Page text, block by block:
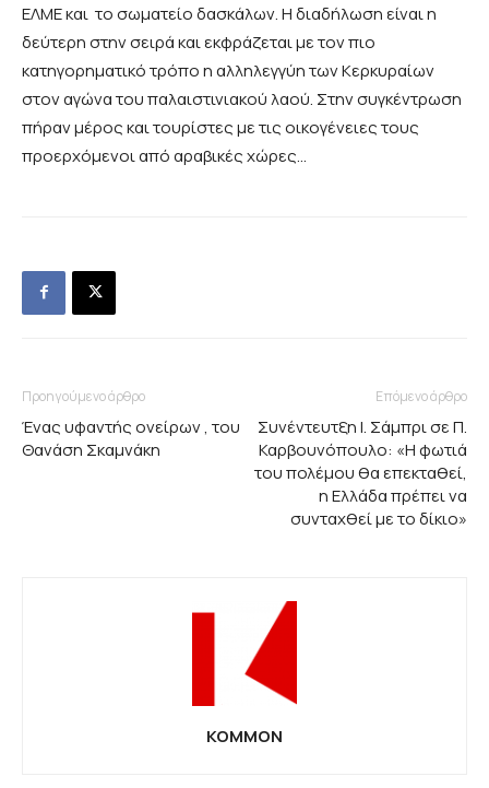
ΕΛΜΕ και το σωματείο δασκάλων. Η διαδήλωση είναι η
δεύτερη στην σειρά και εκφράζεται με τον πιο
κατηγορηματικό τρόπο η αλληλεγγύη των Κερκυραίων
στον αγώνα του παλαιστινιακού λαού. Στην συγκέντρωση
πήραν μέρος και τουρίστες με τις οικογένειες τους
προερχόμενοι από αραβικές χώρες…
Προηγούμενο άρθρο
Ένας υφαντής ονείρων , του
Θανάση Σκαμνάκη
Επόμενο άρθρο
Συνέντευτξη Ι. Σάμπρι σε Π.
Καρβουνόπουλο: «Η φωτιά
του πολέμου θα επεκταθεί,
η Ελλάδα πρέπει να
συνταχθεί με το δίκιο»
KOMMON